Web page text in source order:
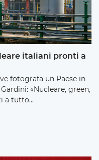
italiani pronti a
fotografa un Paese in
«Nucleare, green,
a tutto...